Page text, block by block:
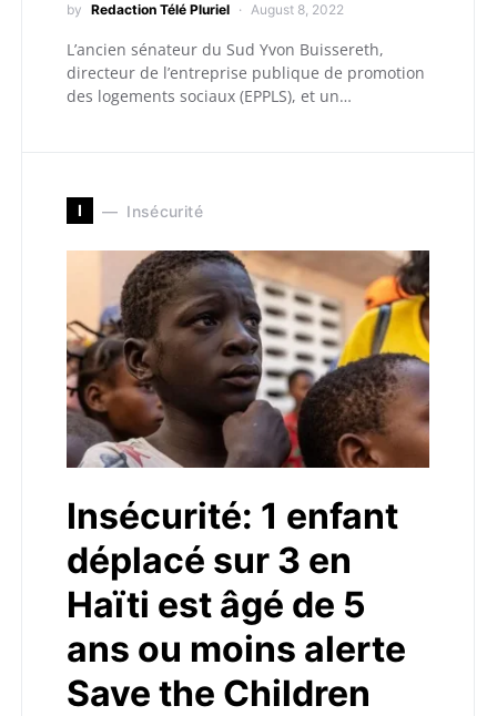
by Redaction Télé Pluriel August 8, 2022
L’ancien sénateur du Sud Yvon Buissereth,
directeur de l’entreprise publique de promotion
des logements sociaux (EPPLS), et un…
I Insécurité
Insécurité: 1 enfant
déplacé sur 3 en
Haïti est âgé de 5
ans ou moins alerte
Save the Children